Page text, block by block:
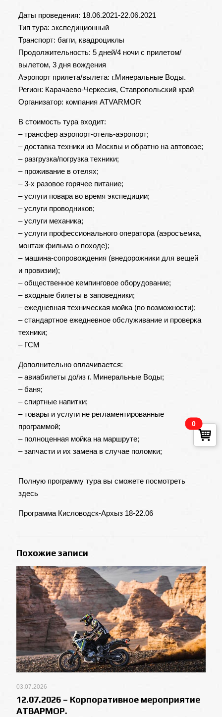
Даты проведения: 18.06.2021-22.06.2021
Тип тура: экспедиционный
Транспорт: багги, квадроциклы
Продолжительность: 5 дней/4 ночи с прилетом/
вылетом, 3 дня вождения
Аэропорт прилета/вылета: г.Минеральные Воды.
Регион: Карачаево-Черкесия, Ставропольский край
Организатор: компания ATVARMOR
В стоимость тура входит:
– трансфер аэропорт-отель-аэропорт;
– доставка техники из Москвы и обратно на автовозе;
– разгрузка/погрузка техники;
– проживание в отелях;
– 3-х разовое горячее питание;
– услуги повара во время экспедиции;
– услуги проводников;
– услуги механика;
– услуги профессионального оператора (аэросъемка,
монтаж фильма о походе);
– машина-сопровождения (внедорожники для вещей
и провизии);
– общественное кемпинговое оборудование;
– входные билеты в заповедники;
– ежедневная техническая мойка (по возможности);
– стандартное ежедневное обслуживание и проверка
техники;
– ГСМ
Дополнительно оплачивается:
– авиабилеты до/из г. Минеральные Воды;
– баня;
– спиртные напитки;
– товары и услуги не регламентированные
программой;
– полноценная мойка на маршруте;
– запчасти и их замена в случае поломки;
Полную программу тура вы сможете посмотреть
здесь
Программа Кисловодск-Архыз 18-22.06
Похожие записи
03.07.2026
12.07.2026 – Корпоративное мероприятие
АТВАРМОР.
0